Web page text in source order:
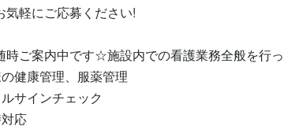
気軽にご応募ください!
時ご案内中です☆施設内での看護業務全般を行っ
健康管理、服薬管理
サインチェック
応